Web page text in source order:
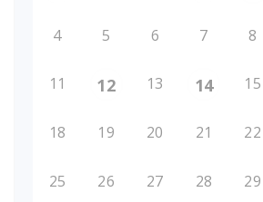
4 5 6 7 8
11 12 13 14 15
18 19 20 21 22
25 26 27 28 29